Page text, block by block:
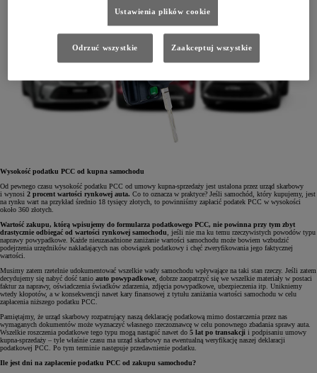
Wysokość podatku PCC od kupna samochodu
Od pewnego czasu wysokość podatku PCC od umowy kupna-sprzedaży jest ustalona przez urząd skarbowy
i wynosi 2 procent wartości rynkowej auta. Co to oznacza w praktyce? Jeśli samochód, który kupujemy, jest
na rynku wart na przykład średnio 18 tysięcy złotych, to powinniśmy zapłacić podatek PCC w wysokości
około 360 złotych.
Wartość zakupu, którą wpisujemy do formularza podatkowego PCC, nie powinna przy tym zbyt
drastycznie odbiegać od wartości rynkowej samochodu, jeśli nie ma ku temu rzeczywistych powodów typu
naprawy powypadkowe. Każde nieuzasadnione zaniżanie wartości samochodu może bowiem wzbudzić
podejrzenia urzędników nakładających nas obowiązek podatkowy i chęć zweryfikowania jego faktycznej
wartości.
Musimy zatem rzetelnie udokumentować wszelkie wady samochodu wpływające na taki stan rzeczy. Jeśli zatem
decydujemy się nabyć dość tanio auto powypadkowe, dobrze zaopatrzyć się we wszelkie materiały w postaci
faktur za naprawy, oświadczenia świadków zdarzenia, zdjęcia powypadkowe, ubezpieczenia itp. Unikniemy
wtedy kłopotów, a w konsekwencji nawet kary finansowej z tytułu zaniżania wartości samochodu w celu
zapłacenia niższego podatku PCC.
Pamiętajmy, że urząd skarbowy rozpatrujący naszą deklarację podatkową mimo dostarczenia przez nas
wymaganych dokumentów może wyznaczyć własnego rzeczoznawcę w celu ponownego zbadania sprawy auta.
Wszelkie roszczenia podatkowe tego typu mogą nastąpić nawet do 5 lat po transakcji i podpisaniu umowy
kupna-sprzedaży – tyle właśnie czasu ma urząd skarbowy na ewentualną weryfikację naszej deklaracji
podatkowej PCC. Po tym terminie następuje przedawnienie podatku.
Ile jest dni na zapłacenie podatku PCC od zakupu samochodu?
Ustawienia plików cookie
Odrzuć wszystkie Zaakceptuj wszystkie